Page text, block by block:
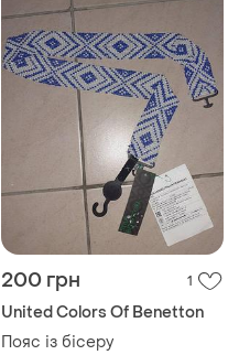
200 грн 1
United Colors Of Benetton
Пояс із бісеру